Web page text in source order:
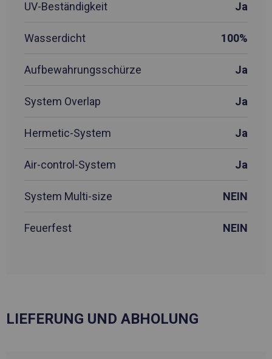
UV-Beständigkeit Ja
Wasserdicht 100%
Aufbewahrungsschürze Ja
System Overlap Ja
Hermetic-System Ja
Air-control-System Ja
System Multi-size NEIN
Feuerfest NEIN
LIEFERUNG UND ABHOLUNG